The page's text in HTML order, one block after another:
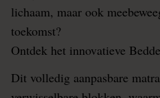
lichaam, maar ook
toekomst?
Ontdek het innovatieve
Dit volledig aanpasbare